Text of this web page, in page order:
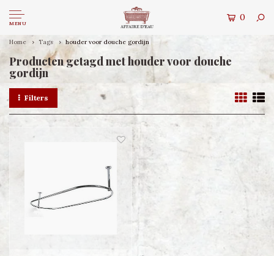
MENU
0
Home Tags houder voor douche gordijn
Producten getagd met houder voor douche
gordijn
Filters